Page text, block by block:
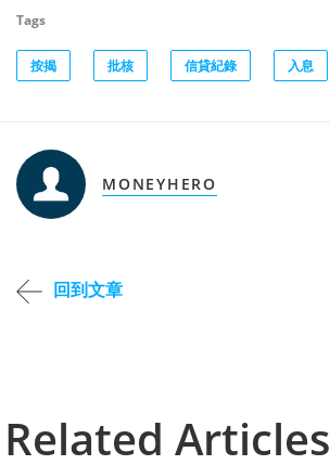
Tags
按揭 批核 信貸紀錄 入息
MONEYHERO
回到文章
Related Articles